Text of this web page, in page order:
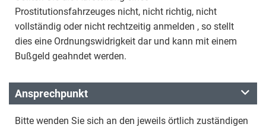
Prostitutionsfahrzeuges nicht, nicht richtig, nicht
vollständig oder nicht rechtzeitig anmelden , so stellt
dies eine Ordnungswidrigkeit dar und kann mit einem
Bußgeld geahndet werden.
Ansprechpunkt
Bitte wenden Sie sich an den jeweils örtlich zuständigen